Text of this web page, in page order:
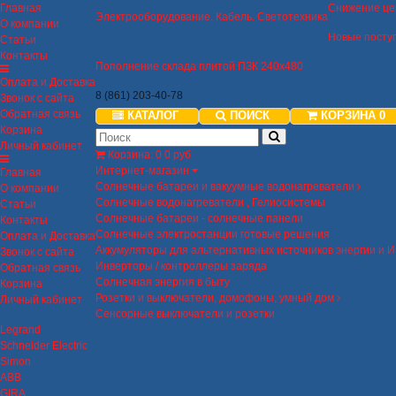
Главная
О компании
Статьи
Контакты
Оплата и Доставка
Звонок с сайта
Обратная связь
Корзина
Личный кабинет
Главная
О компании
Статьи
Контакты
Оплата и Доставка
Звонок с сайта
Обратная связь
Корзина
Личный кабинет
Электрооборудование. Кабель. Светотехника
Снижение
Новые
Пополнение склада плитой ПЗК 240х480
8 (861) 203-40-78
КАТАЛОГ ПОИСК КОРЗИНА 0
Корзина: 0 0 руб
Интернет-магазин
Солнечные батареи и вакуумные водонагреватели
Солнечные водонагреватели , Гелиосистемы
Солнечные батареи - солнечные панели
Солнечные электростанции готовые решения
Аккумуляторы для альтернативных источников энергии и
Инверторы / контроллеры заряда
Солнечная энергия в быту
Розетки и выключатели, домофоны, умный дом
Сенсорные выключатели и розетки
Legrand
Schneider Electric
Simon
ABB